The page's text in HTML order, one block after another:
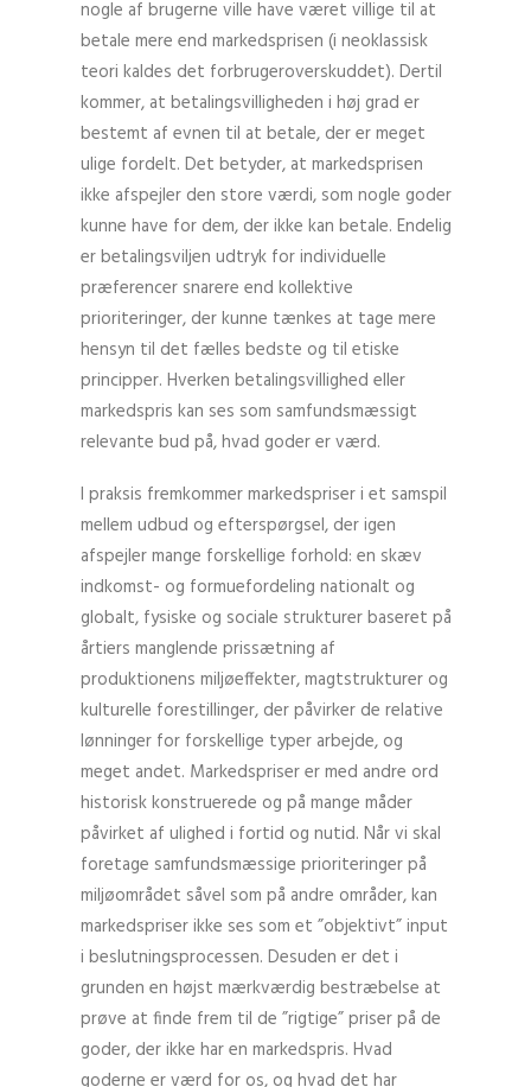
nogle af brugerne ville have været villige til at
betale mere end markedsprisen (i neoklassisk
teori kaldes det forbrugeroverskuddet). Dertil
kommer, at betalingsvilligheden i høj grad er
bestemt af evnen til at betale, der er meget
ulige fordelt. Det betyder, at markedsprisen
ikke afspejler den store værdi, som nogle goder
kunne have for dem, der ikke kan betale. Endelig
er betalingsviljen udtryk for individuelle
præferencer snarere end kollektive
prioriteringer, der kunne tænkes at tage mere
hensyn til det fælles bedste og til etiske
principper. Hverken betalingsvillighed eller
markedspris kan ses som samfundsmæssigt
relevante bud på, hvad goder er værd.
I praksis fremkommer markedspriser i et samspil
mellem udbud og efterspørgsel, der igen
afspejler mange forskellige forhold: en skæv
indkomst- og formuefordeling nationalt og
globalt, fysiske og sociale strukturer baseret på
årtiers manglende prissætning af
produktionens miljøeffekter, magtstrukturer og
kulturelle forestillinger, der påvirker de relative
lønninger for forskellige typer arbejde, og
meget andet. Markedspriser er med andre ord
historisk konstruerede og på mange måder
påvirket af ulighed i fortid og nutid. Når vi skal
foretage samfundsmæssige prioriteringer på
miljøområdet såvel som på andre områder, kan
markedspriser ikke ses som et ”objektivt” input
i beslutningsprocessen. Desuden er det i
grunden en højst mærkværdig bestræbelse at
prøve at finde frem til de ”rigtige” priser på de
goder, der ikke har en markedspris. Hvad
goderne er værd for os, og hvad det har